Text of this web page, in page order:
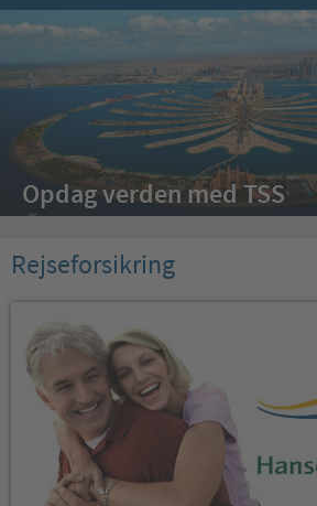
Opdag verden med TSS
Rejseforsikring